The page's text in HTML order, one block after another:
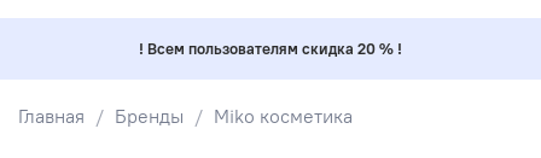
! Всем пользователям скидка 20 % !
Главная Бренды Miko косметика